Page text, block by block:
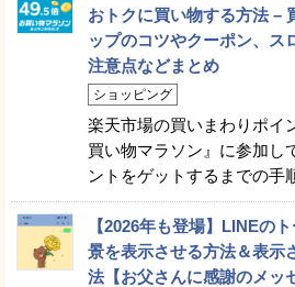
おトクに買い物する方法 –
ップのコツやクーポン、ス
注意点などまとめ
ショッピング
楽天市場の買いまわりポイ
買い物マラソン』に参加し
ントをゲットするまでの手
【2026年も登場】LINEの
景を表示させる方法＆表示
法【お父さんに感謝のメッ